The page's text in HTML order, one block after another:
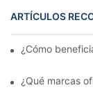
ARTÍCULOS
¿Cómo
¿Qué marcas